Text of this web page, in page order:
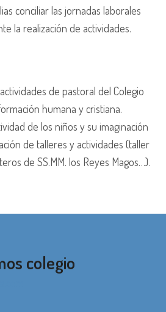
conciliar las jornadas laborales
la realización de actividades.
de pastoral del Colegio
humana y cristiana.
de los niños y su imaginación
de talleres y actividades (taller
de SS.MM. los Reyes Magos…).
colegio